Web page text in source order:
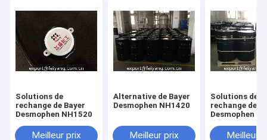
Solutions de
rechange de Bayer
Desmophen NH1520
Meilleur prix
Alternative de Bayer
Desmophen NH1420
Meilleur prix
Solutions de
rechange de
Desmophen
Meilleur